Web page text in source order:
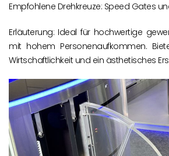
Empfohlene Drehkreuze: Speed Gates
Erläuterung: Ideal für hochwertige
mit hohem Personenaufkommen.
Wirtschaftlichkeit und ein ästhetisches